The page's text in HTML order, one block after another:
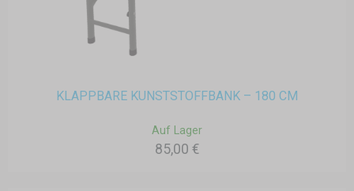
KLAPPBARE KUNSTSTOFFBANK – 180 CM
Auf Lager
85,00 €